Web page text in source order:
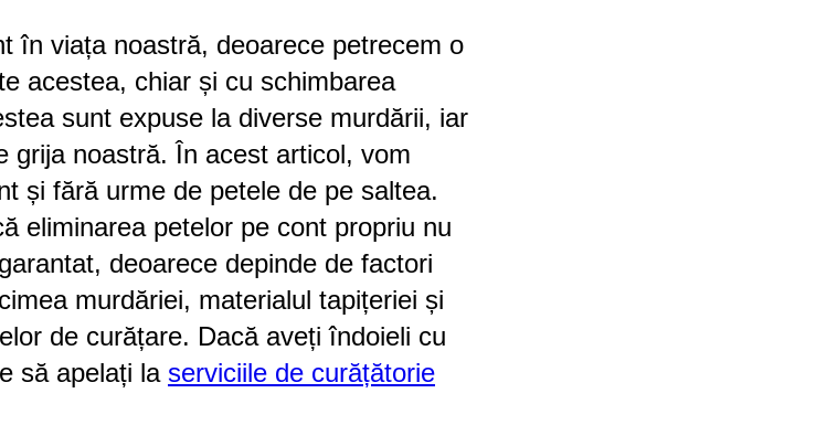
în viața noastră, deoarece petrecem o
acestea, chiar și cu schimbarea
sunt expuse la diverse murdării, iar
grija noastră. În acest articol, vom
și fără urme de petele de pe saltea.
eliminarea petelor pe cont propriu nu
deoarece depinde de factori
murdăriei, materialul tapițeriei și
de curățare. Dacă aveți îndoieli cu
să apelați la serviciile de curățătorie